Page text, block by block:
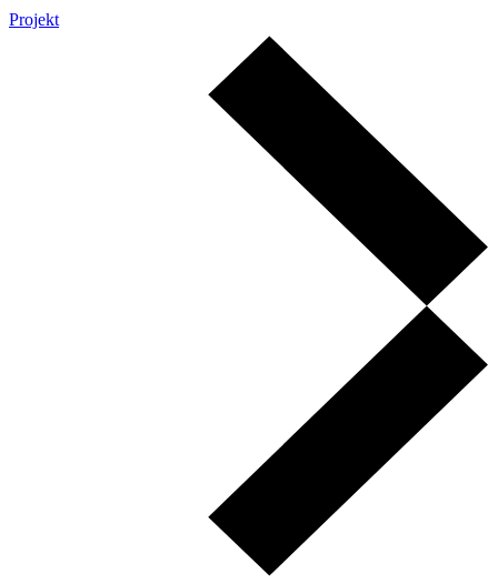
Projekt